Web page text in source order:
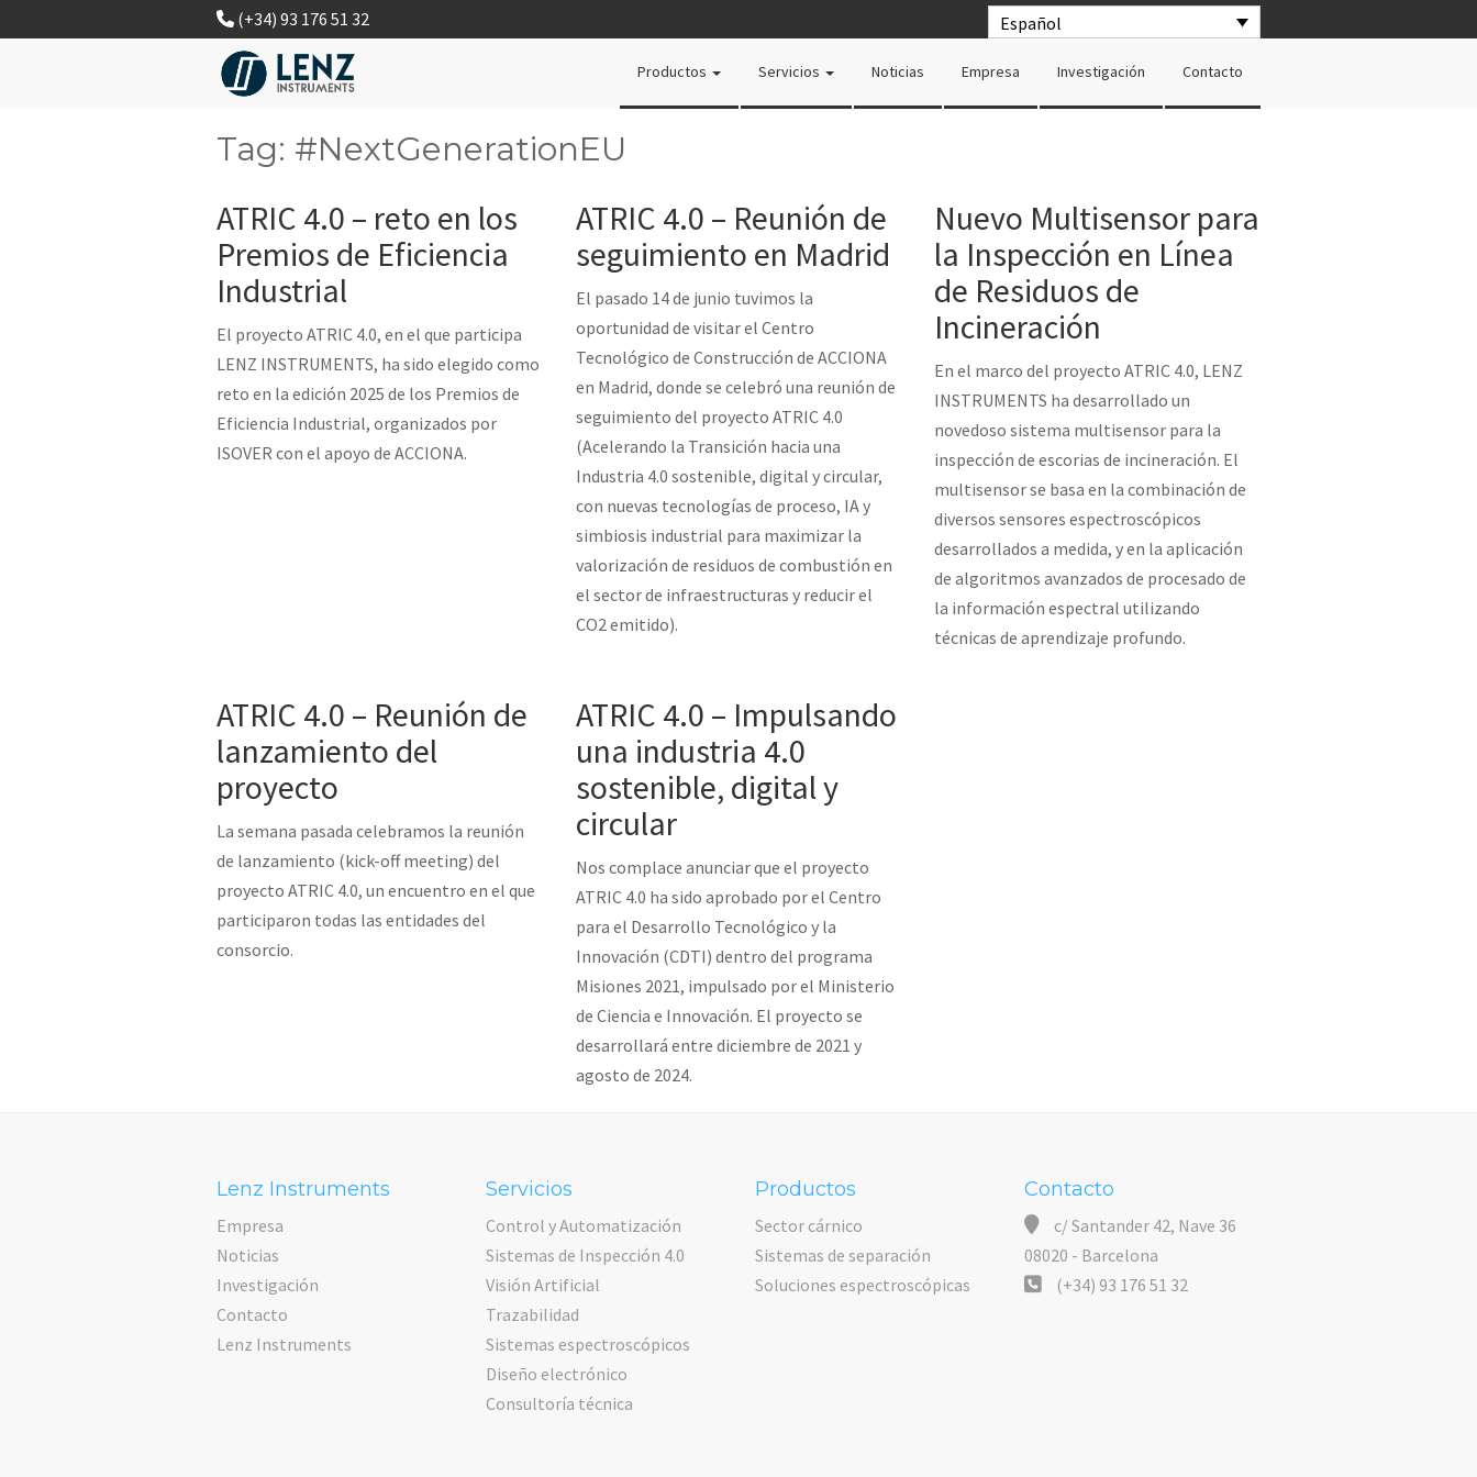
Español
(+34) 93 176 51 32
Productos Servicios Noticias Empresa Investigación Contacto
Tag: #NextGenerationEU
ATRIC 4.0 – reto en los
Premios de Eficiencia
Industrial
El proyecto ATRIC 4.0, en el que participa
LENZ INSTRUMENTS, ha sido elegido como
reto en la edición 2025 de los Premios de
Eficiencia Industrial, organizados por
ISOVER con el apoyo de ACCIONA.
ATRIC 4.0 – Reunión de
seguimiento en Madrid
El pasado 14 de junio tuvimos la
oportunidad de visitar el Centro
Tecnológico de Construcción de ACCIONA
en Madrid, donde se celebró una reunión de
seguimiento del proyecto ATRIC 4.0
(Acelerando la Transición hacia una
Industria 4.0 sostenible, digital y circular,
con nuevas tecnologías de proceso, IA y
simbiosis industrial para maximizar la
valorización de residuos de combustión en
el sector de infraestructuras y reducir el
CO2 emitido).
Nuevo Multisensor para
la Inspección en Línea
de Residuos de
Incineración
En el marco del proyecto ATRIC 4.0, LENZ
INSTRUMENTS ha desarrollado un
novedoso sistema multisensor para la
inspección de escorias de incineración. El
multisensor se basa en la combinación de
diversos sensores espectroscópicos
desarrollados a medida, y en la aplicación
de algoritmos avanzados de procesado de
la información espectral utilizando
técnicas de aprendizaje profundo.
ATRIC 4.0 – Reunión de
lanzamiento del
proyecto
La semana pasada celebramos la reunión
de lanzamiento (kick-off meeting) del
proyecto ATRIC 4.0, un encuentro en el que
participaron todas las entidades del
consorcio.
ATRIC 4.0 – Impulsando
una industria 4.0
sostenible, digital y
circular
Nos complace anunciar que el proyecto
ATRIC 4.0 ha sido aprobado por el Centro
para el Desarrollo Tecnológico y la
Innovación (CDTI) dentro del programa
Misiones 2021, impulsado por el Ministerio
de Ciencia e Innovación. El proyecto se
desarrollará entre diciembre de 2021 y
agosto de 2024.
Lenz Instruments
Empresa
Noticias
Investigación
Contacto
Lenz Instruments
Servicios
Control y Automatización
Sistemas de Inspección 4.0
Visión Artificial
Trazabilidad
Sistemas espectroscópicos
Diseño electrónico
Consultoría técnica
Productos
Sector cárnico
Sistemas de separación
Soluciones espectroscópicas
Contacto
c/ Santander 42, Nave 36
08020 - Barcelona
(+34) 93 176 51 32